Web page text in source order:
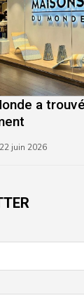
a
22 juin 2026